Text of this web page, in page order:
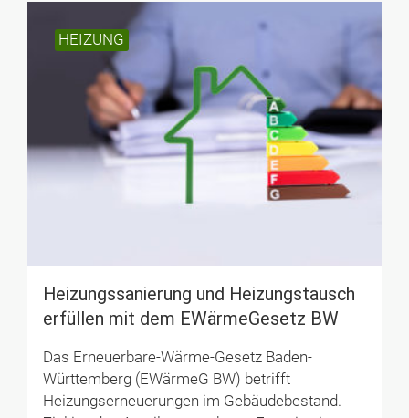
HEIZUNG
Heizungs­sanierung und Heizungstausch
er­füllen mit dem EWärmeGesetz BW
Das Erneuerbare-Wärme-Gesetz Baden-
Württemberg (EWärmeG BW) betrifft
Heizungserneuerungen im Gebäudebestand.